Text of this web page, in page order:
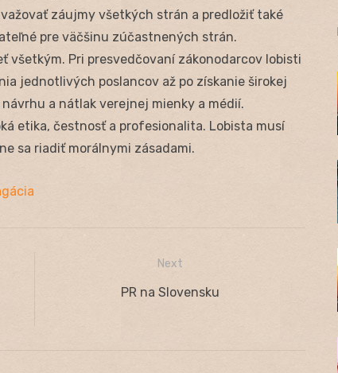
záujmy všetkých strán a predložiť také
pre väčšinu zúčastnených strán.
všetkým. Pri presvedčovaní zákonodarcov lobisti
jednotlivých poslancov až po získanie širokej
a nátlak verejnej mienky a médií.
etika, čestnosť a profesionalita. Lobista musí
sa riadiť morálnymi zásadami.
Next
Next
PR na Slovensku